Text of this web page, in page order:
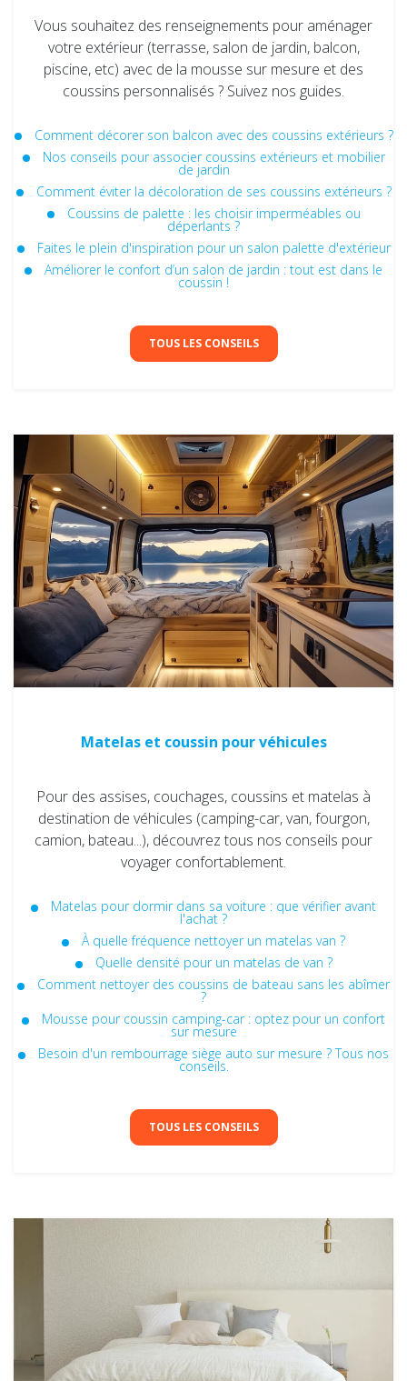
Vous souhaitez des renseignements pour aménager
votre extérieur (terrasse, salon de jardin, balcon,
piscine, etc) avec de la mousse sur mesure et des
coussins personnalisés ? Suivez nos guides.
Comment décorer son balcon avec des coussins extérieurs ?
Nos conseils pour associer coussins extérieurs et mobilier
de jardin
Comment éviter la décoloration de ses coussins extérieurs ?
Coussins de palette : les choisir imperméables ou
déperlants ?
Faites le plein d'inspiration pour un salon palette d'extérieur
Améliorer le confort d’un salon de jardin : tout est dans le
coussin !
TOUS LES CONSEILS
Matelas et coussin pour véhicules
Pour des assises, couchages, coussins et matelas à
destination de véhicules (camping-car, van, fourgon,
camion, bateau...), découvrez tous nos conseils pour
voyager confortablement.
Matelas pour dormir dans sa voiture : que vérifier avant
l'achat ?
À quelle fréquence nettoyer un matelas van ?
Quelle densité pour un matelas de van ?
Comment nettoyer des coussins de bateau​ sans les abîmer
?
Mousse pour coussin camping-car : optez pour un confort
sur mesure
Besoin d'un rembourrage siège auto sur mesure ? Tous nos
conseils.
TOUS LES CONSEILS